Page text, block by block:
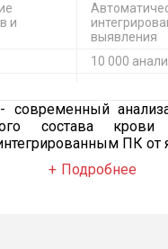
и
выявления
10 000
штрих-
12 типов
мм
400 (Ш) X
28 кг
- современный
состава
ПК от
Подробнее